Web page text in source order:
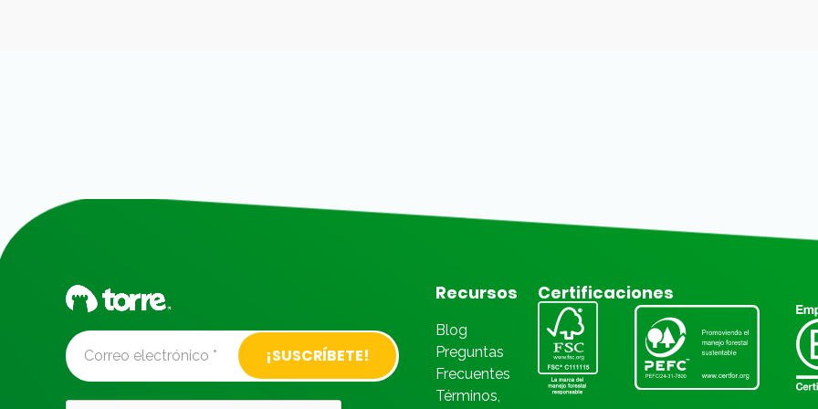
Alternative:
Recursos
Blog
Preguntas
Frecuentes
Términos,
Certificaciones